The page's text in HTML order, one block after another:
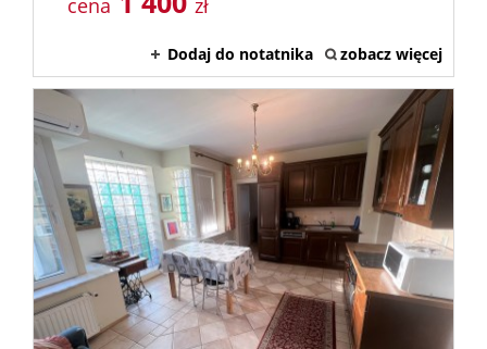
Dodaj do notatnika zobacz więcej